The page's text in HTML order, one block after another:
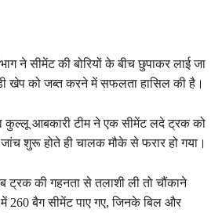
ने सीमेंट की बोरियों के बीच छुपाकर लाई जा
खेप को जब्त करने में सफलता हासिल की है।
कुल्लू आबकारी टीम ने एक सीमेंट लदे ट्रक को
शुरू होते ही चालक मौके से फरार हो गया।
ट्रक की गहनता से तलाशी ली तो चौंकाने
260 बैग सीमेंट पाए गए, जिनके बिल और